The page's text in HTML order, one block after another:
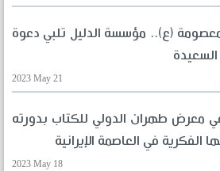
(ع).. مؤسسة الدليل تلبي دعوة
السعيدة
2023 May 21
معرض طهران الدولي للكتاب بدورته
2023 May 18